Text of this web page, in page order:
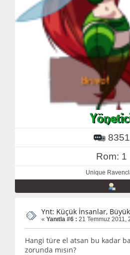
8351
Rom: 1
Unique
Ynt: Küçük İnsanlar,
« Yanıtla #6 : 21 Temmuz 2011,
Hangi türe el atsan bu kadar
zorunda mısın?